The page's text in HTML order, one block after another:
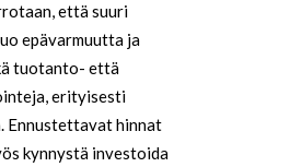
että suuri
epävarmuutta ja
tuotanto- että
erityisesti
Ennustettavat hinnat
kynnystä investoida